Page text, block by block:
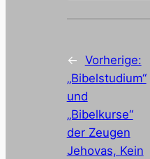
← Vorherige:
„Bibelstudium“
und
„Bibelkurse“
der Zeugen
Jehovas, Kein